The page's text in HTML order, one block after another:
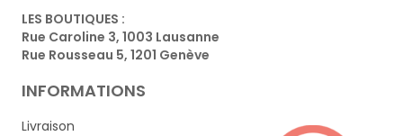
LES BOUTIQUES :
Rue Caroline 3, 1003 Lausanne
Rue Rousseau 5, 1201 Genève
INFORMATIONS
Livraison